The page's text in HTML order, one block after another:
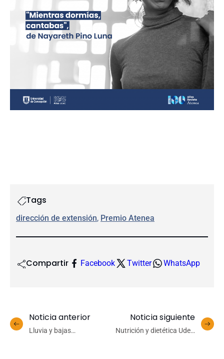
Tags
dirección de extensión, Premio Atenea
Compartir Facebook Twitter WhatsApp
Noticia anterior
Lluvia y bajas
Noticia siguiente
Nutrición y dietética UdeC